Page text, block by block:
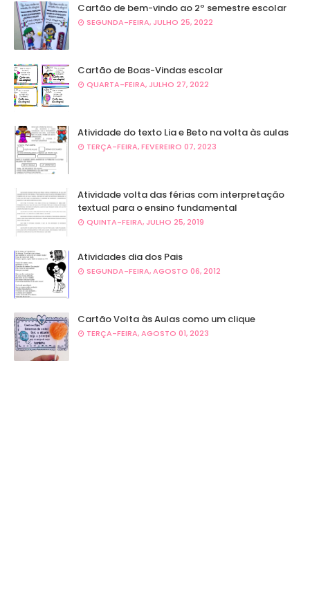
Cartão de bem-vindo ao 2º semestre escolar
SEGUNDA-FEIRA, JULHO 25, 2022
Cartão de Boas-Vindas escolar
QUARTA-FEIRA, JULHO 27, 2022
Atividade do texto Lia e Beto na volta às aulas
TERÇA-FEIRA, FEVEREIRO 07, 2023
Atividade volta das férias com interpretação
textual para o ensino fundamental
QUINTA-FEIRA, JULHO 25, 2019
Atividades dia dos Pais
SEGUNDA-FEIRA, AGOSTO 06, 2012
Cartão Volta às Aulas como um clique
TERÇA-FEIRA, AGOSTO 01, 2023